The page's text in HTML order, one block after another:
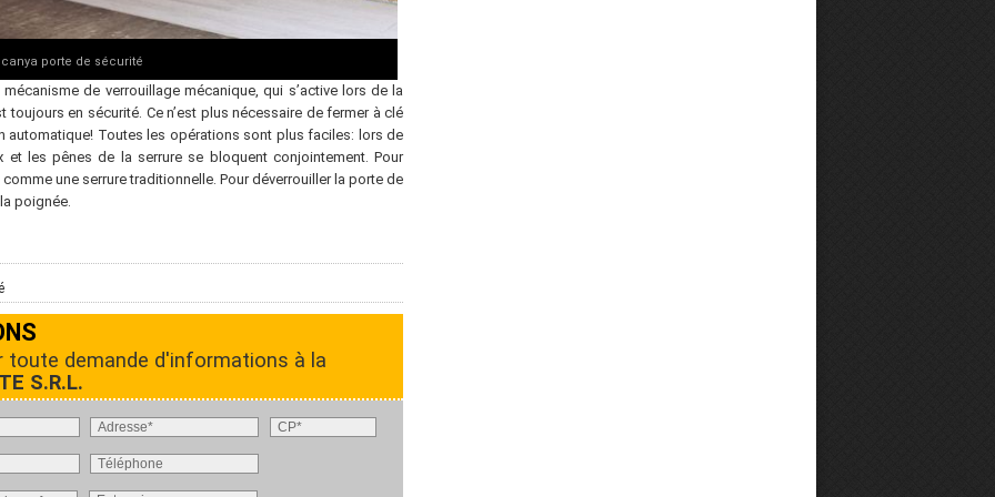
porte de sécurité
de verrouillage mécanique, qui s’active lors de la
en sécurité. Ce n’est plus nécessaire de fermer à clé
automatique! Toutes les opérations sont plus faciles: lors de
les pênes de la serrure se bloquent conjointement. Pour
une serrure traditionnelle. Pour déverrouiller la porte de
poignée.
toute demande d'informations à la
S.R.L.